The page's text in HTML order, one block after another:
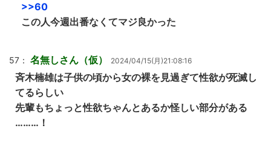
>>60
この人今週出番なくてマジ良かった
57： 名無しさん（仮） 2024/04/15(月)21:08:16
斉木楠雄は子供の頃から女の裸を見過ぎて性欲が死滅し
てるらしい
先輩もちょっと性欲ちゃんとあるか怪しい部分がある
………！